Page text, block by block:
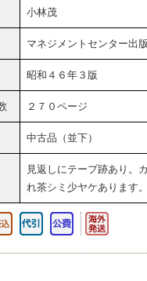
小林茂
マネジメントセンター出
昭和４６年３版
２７０ページ
中古品（並下）
見返しにテープ跡あり。
れ茶シミ少ヤケあります。